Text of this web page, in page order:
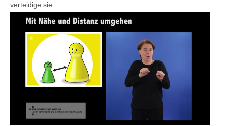
verteidige sie.